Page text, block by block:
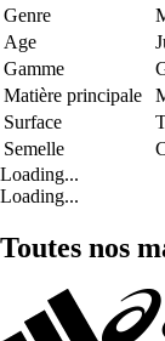
Genre
Age
Gamme
Matière principale
Surface
Semelle
Loading...
Loading...
Toutes nos